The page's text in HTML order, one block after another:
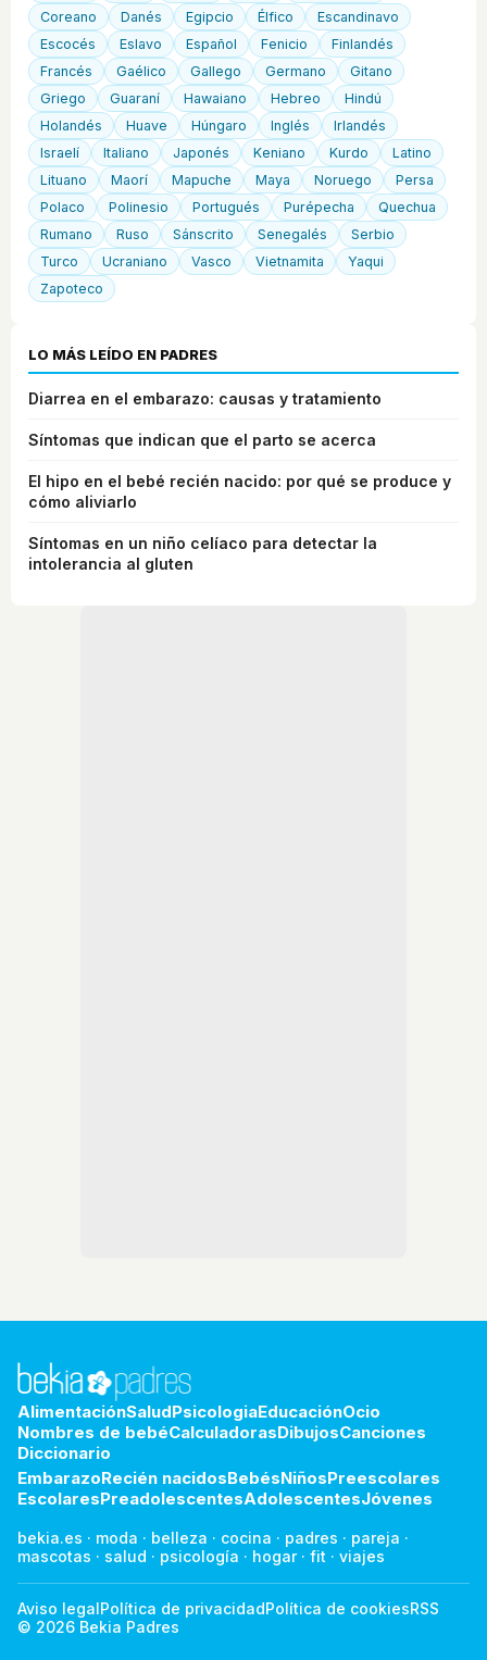
Coreano
Danés Egipcio Élfico
Escandinavo
Escocés
Eslavo Español Fenicio
Finlandés
Francés
Gaélico Gallego Germano
Gitano
Griego
Guaraní Hawaiano Hebreo
Hindú
Holandés
Huave Húngaro Inglés
Irlandés
Israelí
Italiano Japonés Keniano Kurdo
Latino
Lituano
Maorí Mapuche Maya Noruego
Persa
Polaco
Polinesio Portugués Purépecha
Quechua
Rumano
Ruso Sánscrito Senegalés
Serbio
Turco
Ucraniano Vasco Vietnamita
Yaqui
Zapoteco
LO MÁS LEÍDO EN PADRES
Diarrea en el embarazo: causas y tratamiento
Síntomas que indican que el parto se acerca
El hipo en el bebé recién nacido: por qué se produce y
cómo aliviarlo
Síntomas en un niño celíaco para detectar la
intolerancia al gluten
AlimentaciónSaludPsicologiaEducaciónOcio
Nombres de bebéCalculadorasDibujosCanciones
Diccionario
EmbarazoRecién nacidosBebésNiñosPreescolares
EscolaresPreadolescentesAdolescentesJóvenes
bekia.es · moda · belleza · cocina · padres · pareja ·
mascotas · salud · psicología · hogar· fit · viajes
Aviso legalPolítica de privacidadPolítica de cookiesRSS
© 2026 Bekia Padres